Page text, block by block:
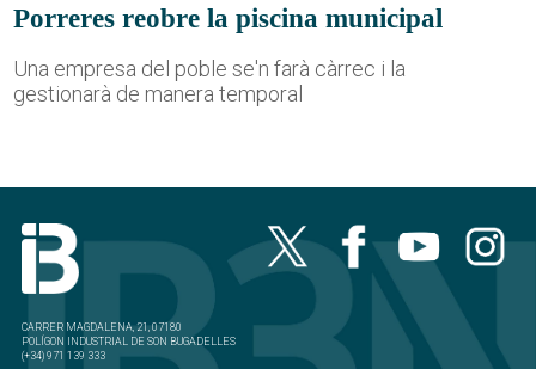
Porreres reobre la piscina municipal
Una empresa del poble se'n farà càrrec i la
gestionarà de manera temporal
CARRER MAGDALENA, 21, 07180
POLÍGON INDUSTRIAL DE SON BUGADELLES
(+34) 971 139 333